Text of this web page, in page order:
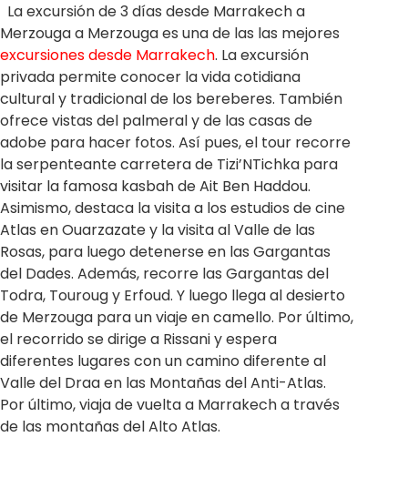
La excursión de 3 días desde Marrakech a
Merzouga a Merzouga es una de las las mejores
excursiones desde Marrakech. La excursión
privada permite conocer la vida cotidiana
cultural y tradicional de los bereberes. También
ofrece vistas del palmeral y de las casas de
adobe para hacer fotos. Así pues, el tour recorre
la serpenteante carretera de Tizi’NTichka para
visitar la famosa kasbah deAit Ben Haddou.
Asimismo, destaca la visita a los estudios de cine
Atlas en Ouarzazate y la visita al Valle de las
Rosas, para luego detenerse en las Gargantas
del Dades. Además, recorre las Gargantas del
Todra, Touroug y Erfoud. Y luego llega al desierto
de Merzouga para un viaje en camello. Por último,
el recorrido se dirige a Rissani y espera
diferentes lugares con un camino diferente al
Valle del Draa en las Montañas del Anti-Atlas.
Por último, viaja de vuelta a Marrakech a través
de las montañas del Alto Atlas.